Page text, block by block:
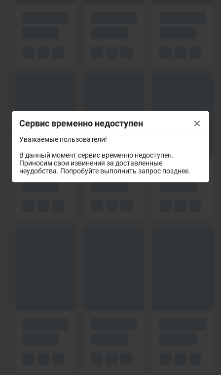
Сервис временно недоступен
Уважаемые пользователи!
В данный момент сервис временно недоступен.
Приносим свои извинения за доставленные
неудобства. Попробуйте выполнить запрос позднее.
×